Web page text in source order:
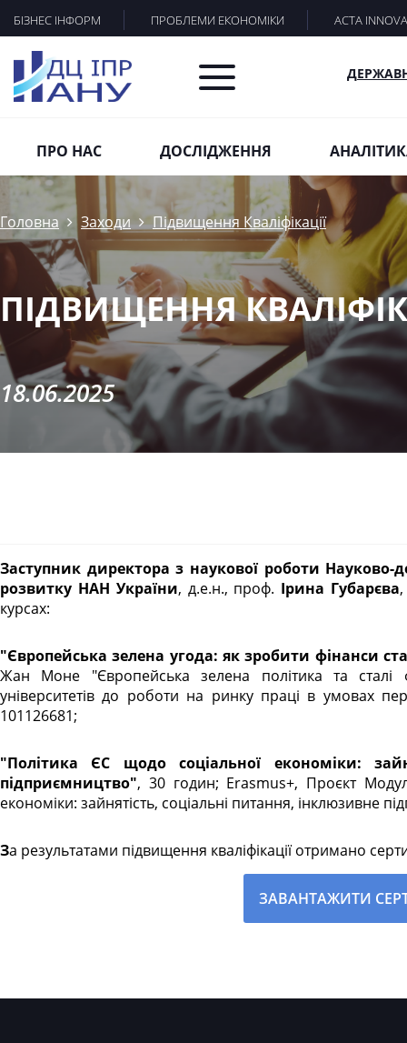
БІЗНЕС ІНФОРМ ПРОБЛЕМИ ЕКОНОМІКИ ACTA
ПРО НАС ДОСЛІДЖЕННЯ
Головна Заходи Підвищення Кваліфікації
ПІДВИЩЕННЯ
18.06.2025
Заступник директора з наукової роботи Науково-дослідного центру індустріальних проблем
розвитку НАН України, д.е.н., проф. Ірина Губарєва
курсах:
"Європейська зелена угода: як зробити фінанси
Жан Моне "Європейська зелена політика та сталі
університетів до роботи на ринку праці в умовах
101126681;
"Політика ЄС щодо соціальної економіки: зайнятість, соціальні питання, інклюзивне
підприємництво", 30 годин; Erasmus+, Проєкт
економіки: зайнятість, соціальні питання, інклюзивне
За результатами підвищення кваліфікації отримано
ЗАВАНТАЖИТИ